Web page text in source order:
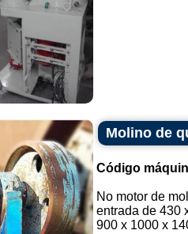
Molino de
Código
No motor de
entrada de 430
900 x 1000 x